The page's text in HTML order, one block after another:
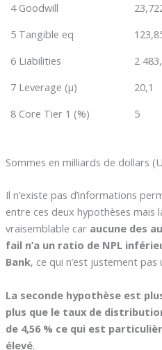
4 Goodwill
5 Tangible eq
6 Liabilities
2
7 Leverage (µ)
20,1
8 Core Tier 1 (%)
5
Sommes en milliards de dollars
Il n’existe pas d’informations
entre ces deux hypothèses mais
vraisemblable car aucune des
fail n’a un ratio de NPL
Bank, ce qui n’est justement pas
La seconde hypothèse est
plus que le taux de
de 4,56 % ce qui est
élevé.